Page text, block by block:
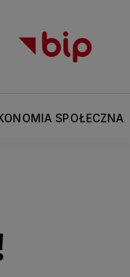
SPOŁECZNA